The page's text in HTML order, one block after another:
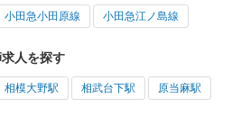
小田急小田原線 小田急江ノ島線
人を探す
相模大野駅 相武台下駅 原当麻駅